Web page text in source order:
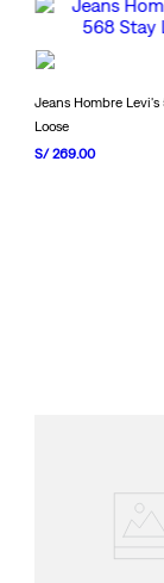
Jeans Hombre
Loose
S/ 269.00